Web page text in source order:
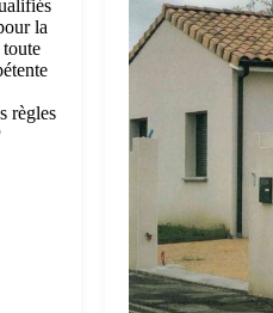
la
règles